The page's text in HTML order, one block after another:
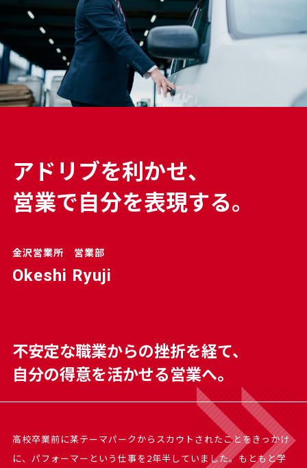
アドリブを利かせ、
営業で自分を表現する。
金沢営業所 営業部
Okeshi Ryuji
不安定な職業からの挫折を経て、
自分の得意を活かせる営業へ。
高校卒業前に某テーマパークからスカウトされたことをきっかけ
に、パフォーマーという仕事を2年半していました。もともと学